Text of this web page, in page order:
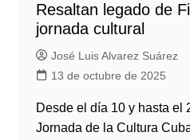
Resaltan legado de
jornada cultural
José Luis Alvarez Suárez
13 de octubre de 2025
Desde el día 10 y hasta el
Jornada de la Cultura